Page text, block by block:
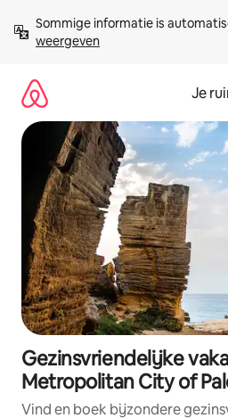
direct
naar
Sommige informatie is
weergeven
Je
Gezinsvriendelijke
Metropolitan City of
Vind en boek bijzondere